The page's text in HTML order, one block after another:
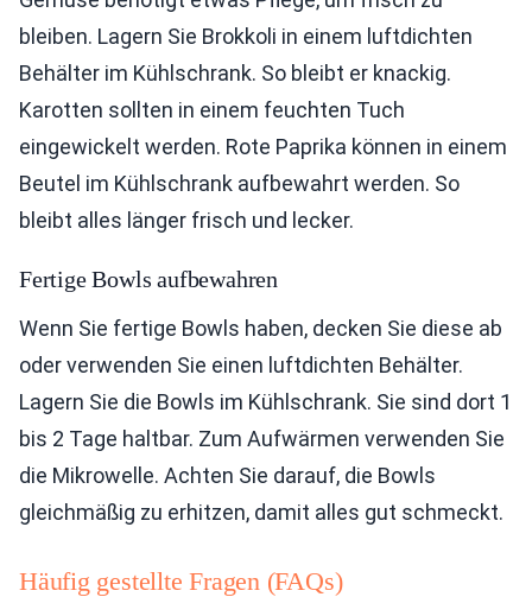
bleiben. Lagern Sie Brokkoli in einem luftdichten
Behälter im Kühlschrank. So bleibt er knackig.
Karotten sollten in einem feuchten Tuch
eingewickelt werden. Rote Paprika können in einem
Beutel im Kühlschrank aufbewahrt werden. So
bleibt alles länger frisch und lecker.
Fertige Bowls aufbewahren
Wenn Sie fertige Bowls haben, decken Sie diese ab
oder verwenden Sie einen luftdichten Behälter.
Lagern Sie die Bowls im Kühlschrank. Sie sind dort 1
bis 2 Tage haltbar. Zum Aufwärmen verwenden Sie
die Mikrowelle. Achten Sie darauf, die Bowls
gleichmäßig zu erhitzen, damit alles gut schmeckt.
Häufig gestellte Fragen (FAQs)